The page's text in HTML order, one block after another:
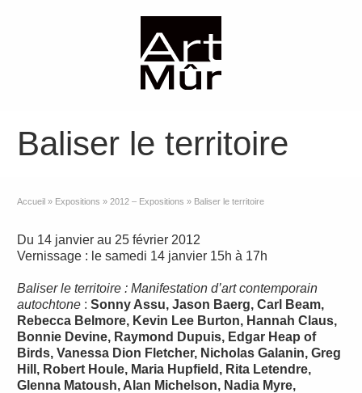
Baliser le territoire
Accueil » Expositions » 2012 – Expositions » Baliser le territoire
Du 14 janvier au 25 février 2012
Vernissage : le samedi 14 janvier 15h à 17h
Baliser le territoire : Manifestation d’art contemporain
autochtone : Sonny Assu, Jason Baerg, Carl Beam,
Rebecca Belmore, Kevin Lee Burton, Hannah Claus,
Bonnie Devine, Raymond Dupuis, Edgar Heap of
Birds, Vanessa Dion Fletcher, Nicholas Galanin, Greg
Hill, Robert Houle, Maria Hupfield, Rita Letendre,
Glenna Matoush, Alan Michelson, Nadia Myre,